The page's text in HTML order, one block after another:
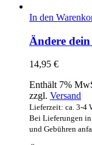
In den
Ändere
14,95 €
Enthält 7%
zzgl. Versand
Lieferzeit: ca. 3-4
Bei Lieferungen
und Gebühren